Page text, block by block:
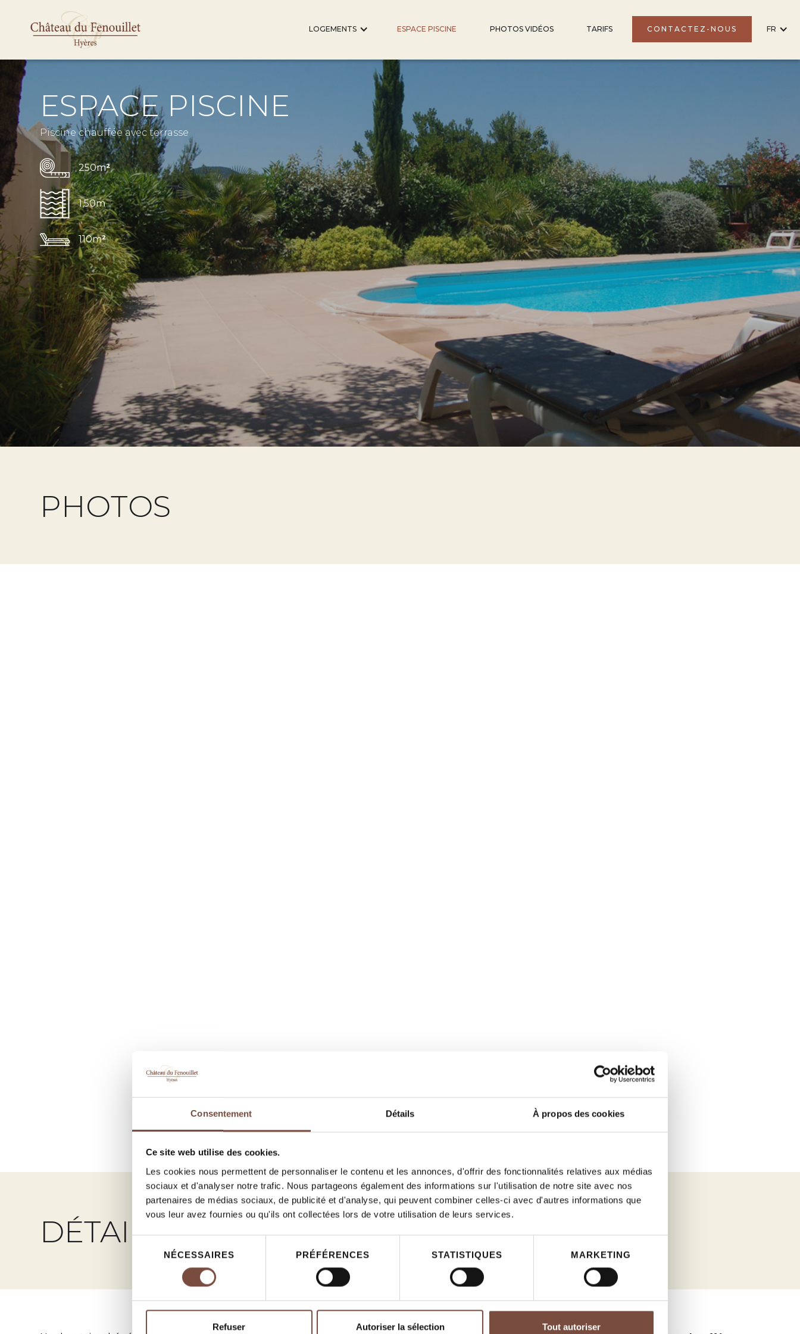
Consentement Détails À propos des cookies
Ce site web utilise des cookies.
Les cookies nous permettent de personnaliser le contenu et les annonces, d'offrir des fonctionnalités relatives aux médias
sociaux et d'analyser notre trafic. Nous partageons également des informations sur l'utilisation de notre site avec nos
partenaires de médias sociaux, de publicité et d'analyse, qui peuvent combiner celles-ci avec d'autres informations que
vous leur avez fournies ou qu'ils ont collectées lors de votre utilisation de leurs services.
consentement
NÉCESSAIRES PRÉFÉRENCES STATISTIQUES MARKETING
Refuser Autoriser la sélection Tout autoriser
LOGEMENTS ESPACE PISCINE PHOTOS VIDÉOS TARIFS CONTACTEZ-NOUS FR
ESPACE PISCINE
Piscine chauffée avec terrasse
250m²
1,50m
110m²
PHOTOS
DÉTAILS